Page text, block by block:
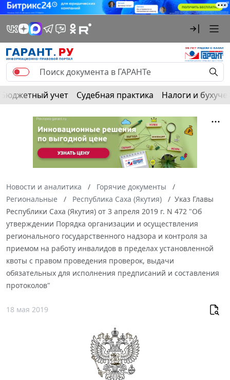
Бюджетный учет Судебная практика Налоги и
Новости и аналитика
Горячие документы
Региональные
Республика Саха (Якутия)
Указ Главы
Республики Саха (Якутия) от 3 апреля 2019 г. N 472 "Об
утверждении Порядка организации и осуществления
регионального государственного надзора и контроля за
приемом на работу инвалидов в пределах установленной
квоты с правом проведения проверок, выдачи
обязательных для исполнения предписаний и составления
протоколов"
18 мая 2019